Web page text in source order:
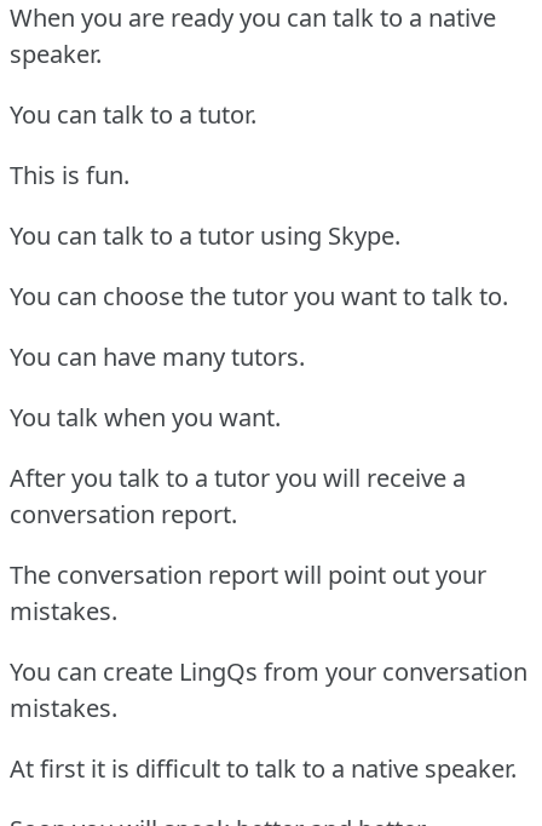
When you are ready you can talk to a native
speaker.
You can talk to a tutor.
This is fun.
You can talk to a tutor using Skype.
You can choose the tutor you want to talk to.
You can have many tutors.
You talk when you want.
After you talk to a tutor you will receive a
conversation report.
The conversation report will point out your
mistakes.
You can create LingQs from your conversation
mistakes.
At first it is difficult to talk to a native speaker.